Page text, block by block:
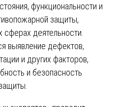
функциональности и
защиты,
деятельности.
выявление дефектов,
и других факторов,
и безопасность